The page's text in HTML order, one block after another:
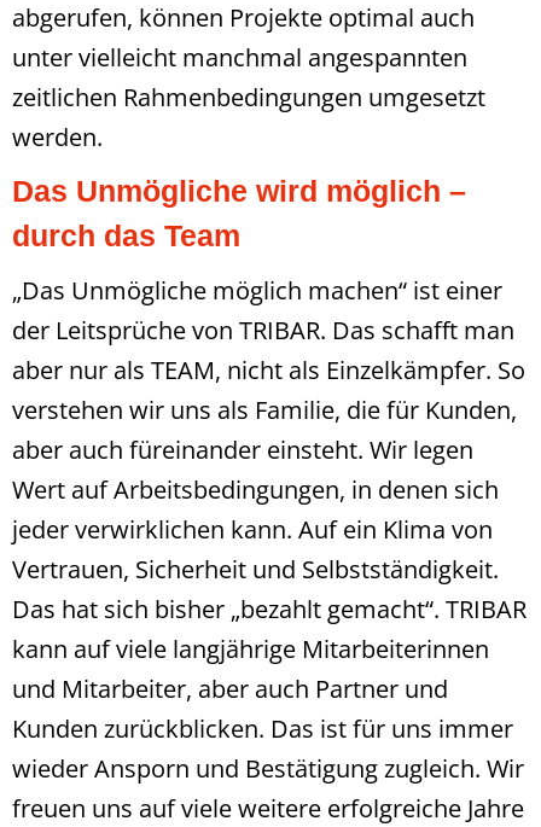
abgerufen, können Projekte optimal auch
unter vielleicht manchmal angespannten
zeitlichen Rahmenbedingungen umgesetzt
werden.
Das Unmögliche wird möglich –
durch das Team
„Das Unmögliche möglich machen“ ist einer
der Leitsprüche von TRIBAR. Das schafft man
aber nur als TEAM, nicht als Einzelkämpfer. So
verstehen wir uns als Familie, die für Kunden,
aber auch füreinander einsteht. Wir legen
Wert auf Arbeitsbedingungen, in denen sich
jeder verwirklichen kann. Auf ein Klima von
Vertrauen, Sicherheit und Selbstständigkeit.
Das hat sich bisher „bezahlt gemacht“. TRIBAR
kann auf viele langjährige Mitarbeiterinnen
und Mitarbeiter, aber auch Partner und
Kunden zurückblicken. Das ist für uns immer
wieder Ansporn und Bestätigung zugleich. Wir
freuen uns auf viele weitere erfolgreiche Jahre